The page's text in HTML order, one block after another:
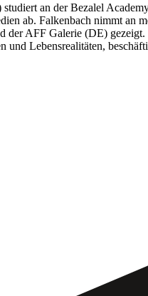
an der Bezalel
ab. Falkenbach nimmt an
AFF Galerie (DE)
Lebensrealitäten,